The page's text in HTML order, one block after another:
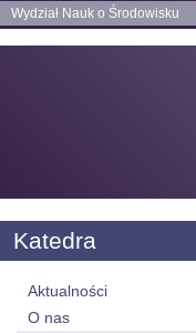
Wydział Nauk o Środowisku
Katedra
Aktualności
O nas